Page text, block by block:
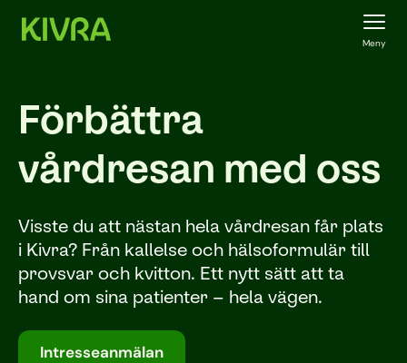
Meny
Förbättra
vårdresan med oss
Visste du att nästan hela vårdresan får plats
i Kivra? Från kallelse och hälsoformulär till
provsvar och kvitton. Ett nytt sätt att ta
hand om sina patienter – hela vägen.
Intresseanmälan